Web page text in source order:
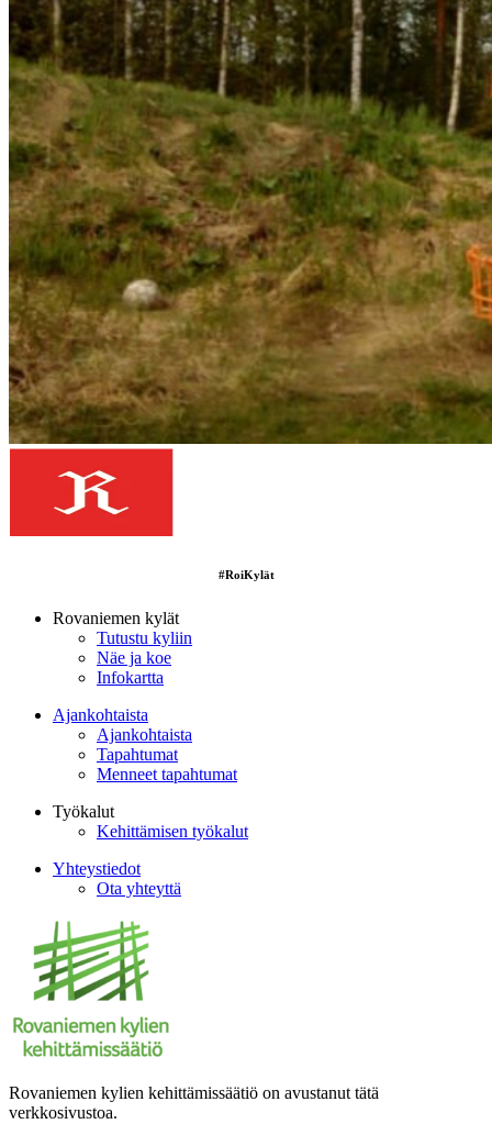
#RoiKylät
Rovaniemen kylät
Tutustu kyliin
Näe ja koe
Infokartta
Ajankohtaista
Ajankohtaista
Tapahtumat
Menneet tapahtumat
Työkalut
Kehittämisen työkalut
Yhteystiedot
Ota yhteyttä
Rovaniemen kylien kehittämissäätiö on avustanut tätä
verkkosivustoa.